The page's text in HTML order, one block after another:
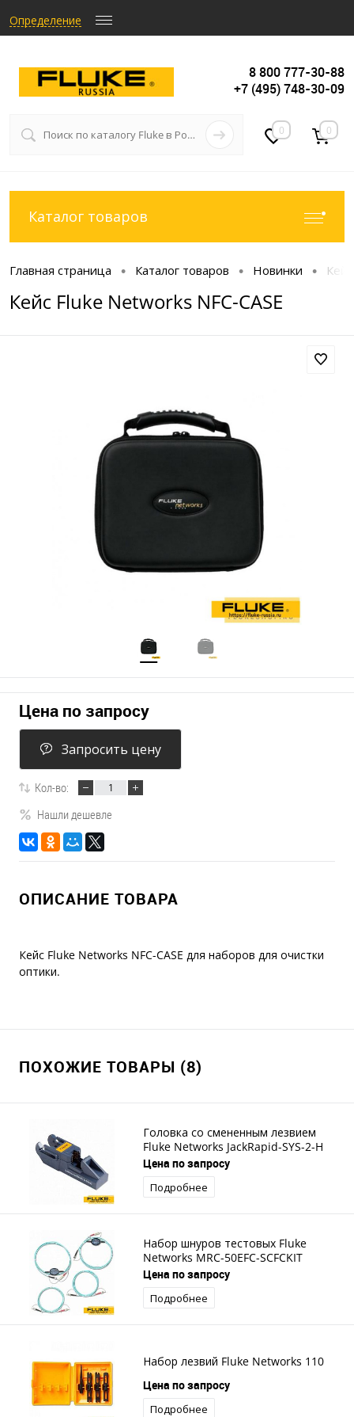
Определение
8 800 777-30-88
+7 (495) 748-30-09
0 0
Каталог товаров
Главная страница • Каталог товаров • Новинки •
Кейс Fluke Networks NFC-CASE
Цена по запросу
Запросить цену
Кол-во:
Нашли дешевле
ОПИСАНИЕ ТОВАРА
Кейс Fluke Networks NFC-CASE для наборов для очистки
оптики.
ПОХОЖИЕ ТОВАРЫ (8)
Головка со смененным лезвием
Fluke Networks JackRapid-SYS-2-H
Цена по запросу
Подробнее
Набор шнуров тестовых Fluke
Networks MRC-50EFC-SCFCKIT
Цена по запросу
Подробнее
Набор лезвий Fluke Networks 110
Цена по запросу
Подробнее